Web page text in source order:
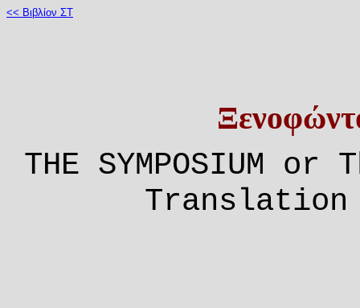
<< Βιβλίον ΣΤ
THE SYMPOSIUM
Translation